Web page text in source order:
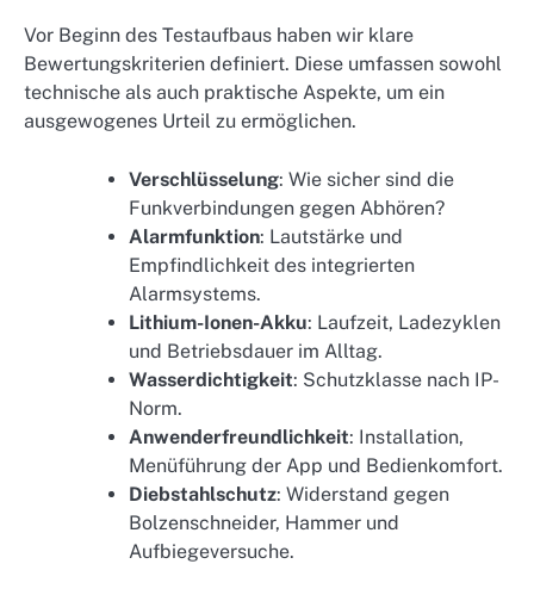
Vor Beginn des Testaufbaus haben wir klare
Bewertungskriterien definiert. Diese umfassen sowohl
technische als auch praktische Aspekte, um ein
ausgewogenes Urteil zu ermöglichen.
Verschlüsselung: Wie sicher sind die
Funkverbindungen gegen Abhören?
Alarmfunktion: Lautstärke und
Empfindlichkeit des integrierten
Alarmsystems.
Lithium-Ionen-Akku: Laufzeit, Ladezyklen
und Betriebsdauer im Alltag.
Wasserdichtigkeit: Schutzklasse nach IP-
Norm.
Anwenderfreundlichkeit: Installation,
Menüführung der App und Bedienkomfort.
Diebstahlschutz: Widerstand gegen
Bolzenschneider, Hammer und
Aufbiegeversuche.